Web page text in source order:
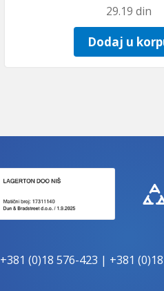
29.19 din
Dodaj u
+381 (0)18 576-423 | +381